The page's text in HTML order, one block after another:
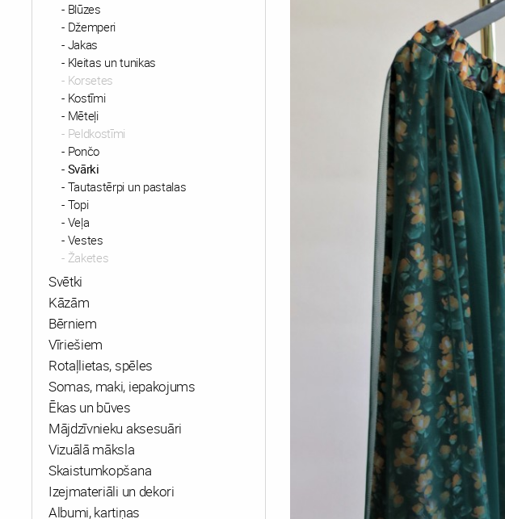
Blūzes
Džemperi
Jakas
Kleitas un tunikas
Korsetes
Kostīmi
Mēteļi
Peldkostīmi
Pončo
Svārki
Tautastērpi un pastalas
Topi
Veļa
Vestes
Žaketes
Svētki
Kāzām
Bērniem
Vīriešiem
Rotaļlietas, spēles
Somas, maki, iepakojums
Ēkas un būves
Mājdzīvnieku aksesuāri
Vizuālā māksla
Skaistumkopšana
Izejmateriāli un dekori
Albumi, kartiņas